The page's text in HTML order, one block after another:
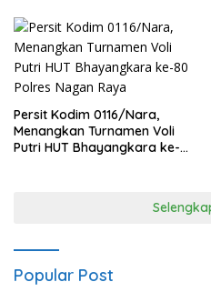
Persit Kodim 0116/Nara,
Menangkan Turnamen Voli
Putri HUT Bhayangkara ke-
Popular Post